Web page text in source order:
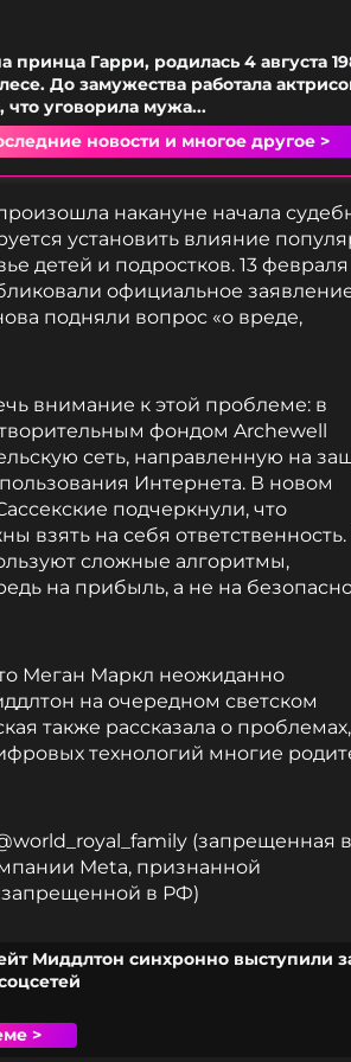
Гарри, родилась 4 августа
До замужества работала
что уговорила мужа...
новости и многое другое >
накануне начала
установить влияние
детей и подростков. 13 февраля
официальное
подняли вопрос «о вреде,
внимание к этой проблеме: в
фондом Archewell
сеть, направленную на
Интернета. В новом
подчеркнули, что
взять на себя ответственность.
сложные алгоритмы,
на прибыль, а не на
Меган Маркл неожиданно
на очередном светском
также рассказала о
технологий многие
(запрещенная в
Meta, признанной
запрещенной в РФ)
Миддлтон синхронно выступили
>